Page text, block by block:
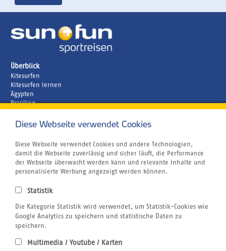
Überblick
Kitesurfen
Kitesurfen lernen
Ägypten
Brasilien
Kapverden
Unternehmen
Rund um´s Buchen
Reiseversicherung
Gutschein
Centrum für Reisemedizin
Windsurfen
Wingfoilen
Bildnachweis
Airline Blacklist
Diese Webseite verwendet Cookies
Diese Webseite verwendet Cookies und andere Technologien,
damit die Webseite zuverlässig und sicher läuft, die Performance
der Webseite überwacht werden kann und relevante Inhalte und
personalisierte Werbung angezeigt werden können.
Statistik
Die Kategorie Statistik wird verwendet, um Statistik-Cookies wie
Google Analytics zu speichern und statistische Daten zu
speichern.
Multimedia / Youtube / Karten